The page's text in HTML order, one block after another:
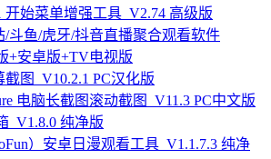
开始菜单增强工具_V2.74 高级版
/斗鱼/虎牙/抖音直播聚合观看软件
+安卓版+TV电视版
截图_V10.2.1 PC汉化版
电脑长截图滚动截图_V11.3 PC中文版
_V1.8.0 纯净版
）安卓日漫观看工具_V1.1.7.3 纯净